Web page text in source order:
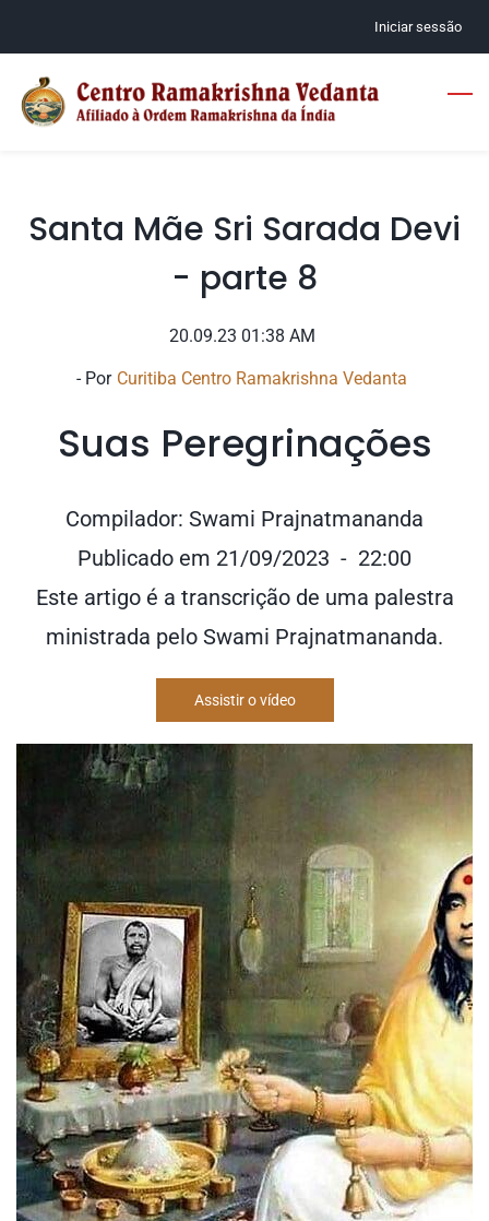
main
content
Iniciar sessão
Santa Mãe Sri Sarada Devi
- parte 8
20.09.23 01:38 AM
- Por Curitiba Centro Ramakrishna Vedanta
Suas Peregrinações
Compilador: Swami Prajnatmananda
Publicado em 21/09/2023 - 22:00
Este artigo é a transcrição de uma palestra
ministrada pelo Swami Prajnatmananda.
Assistir o vídeo